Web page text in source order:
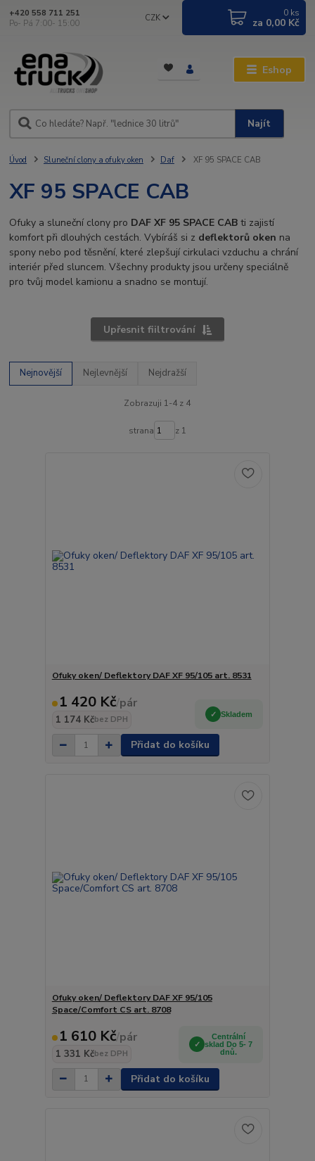
Eshop
CZK
Najít
+420 558 711 251
Po- Pá 7:00- 15:00
0 ks
za 0,00 Kč
Úvod Sluneční clony a ofuky oken Daf XF 95 SPACE CAB
XF 95 SPACE CAB
Ofuky a sluneční clony pro DAF XF 95 SPACE CAB ti zajistí
komfort při dlouhých cestách. Vybíráš si z deflektorů oken na
spony nebo pod těsnění, které zlepšují cirkulaci vzduchu a chrání
interiér před sluncem. Všechny produkty jsou určeny speciálně
pro tvůj model kamionu a snadno se montují.
Upřesnit fiiltrování
Nejnovější Nejlevnější Nejdražší
Zobrazuji 1-4 z 4
strana z 1
Ofuky oken/ Deflektory DAF XF 95/105 art. 8531
1 420 Kč/pár
1 174 Kčbez DPH
Skladem
Přidat do košíku
Ofuky oken/ Deflektory DAF XF 95/105
Space/Comfort CS art. 8708
1 610 Kč/pár
1 331 Kčbez DPH
Centrální
sklad Do 5- 7
dnů.
Přidat do košíku